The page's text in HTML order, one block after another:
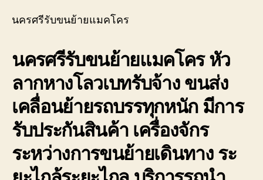
โลว
รับจ้
นครศรีรับขนย้ายแมคโคร
นครศรีรับขนย้ายแมคโคร หัว
ลากหางโลวเบทรับจ้าง ขนส่ง
เคลื่อนย้ายรถบรรทุกหนัก มีการ
รับประกันสินค้า เครื่องจักร
ระหว่างการขนย้ายเดินทาง ระ